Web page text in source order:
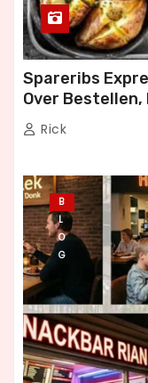
Spareribs
Over Bestellen,
Rick
B
L
O
G